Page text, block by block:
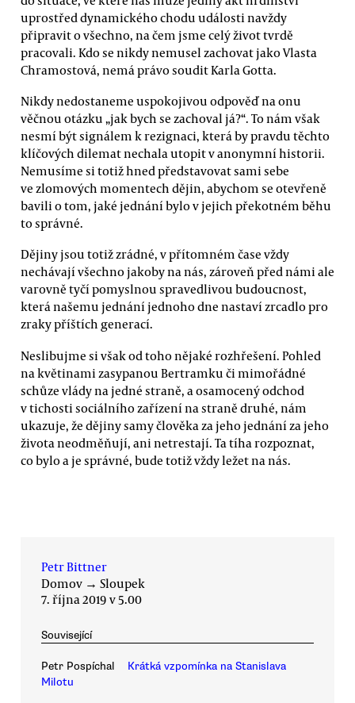
uprostřed dynamického chodu události navždy
připravit o všechno, na čem jsme celý život tvrdě
pracovali. Kdo se nikdy nemusel zachovat jako Vlasta
Chramostová, nemá právo soudit Karla Gotta.
Nikdy nedostaneme uspokojivou odpověď na onu
věčnou otázku „jak bych se zachoval já?“. To nám však
nesmí být signálem k rezignaci, která by pravdu těchto
klíčových dilemat nechala utopit v anonymní historii.
Nemusíme si totiž hned představovat sami sebe
ve zlomových momentech dějin, abychom se otevřeně
bavili o tom, jaké jednání bylo v jejich překotném běhu
to správné.
Dějiny jsou totiž zrádné, v přítomném čase vždy
nechávají všechno jakoby na nás, zároveň před námi ale
varovně tyčí pomyslnou spravedlivou budoucnost,
která našemu jednání jednoho dne nastaví zrcadlo pro
zraky příštích generací.
Neslibujme si však od toho nějaké rozhřešení. Pohled
na květinami zasypanou Bertramku či mimořádné
schůze vlády na jedné straně, a osamocený odchod
v tichosti sociálního zařízení na straně druhé, nám
ukazuje, že dějiny samy člověka za jeho jednání za jeho
života neodměňují, ani netrestají. Ta tíha rozpoznat,
co bylo a je správné, bude totiž vždy ležet na nás.
Petr Bittner
Domov → Sloupek
7. října 2019 v 5.00
Související
Petr Pospíchal
Krátká vzpomínka na Stanislava
Milotu